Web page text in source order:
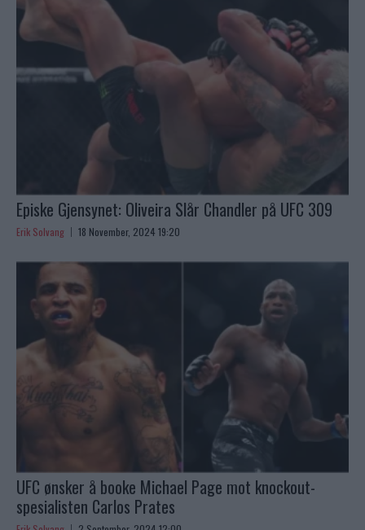
Episke Gjensynet: Oliveira Slår Chandler på UFC 309
Erik Solvang 18 November, 2024 19:20
UFC ønsker å booke Michael Page mot knockout-
spesialisten Carlos Prates